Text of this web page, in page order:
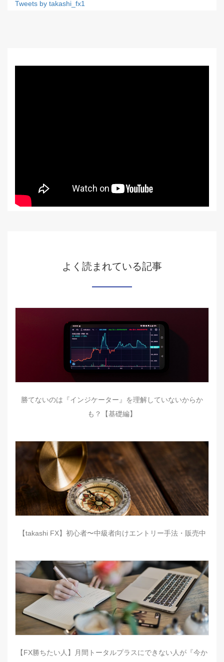
Tweets by takashi_fx1
よく読まれている記事
勝てないのは『インジケーター』を理解していないからか
も？【基礎編】
【takashi FX】初心者〜中級者向けエントリー手法・販売中
【FX勝ちたい人】月間トータルプラスにできない人が『今か